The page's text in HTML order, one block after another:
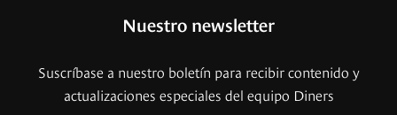
Nuestro newsletter
Suscríbase a nuestro boletín para recibir contenido y
actualizaciones especiales del equipo Diners